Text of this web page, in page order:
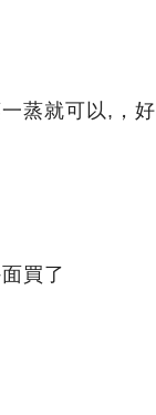
蒸就可以,，
買了